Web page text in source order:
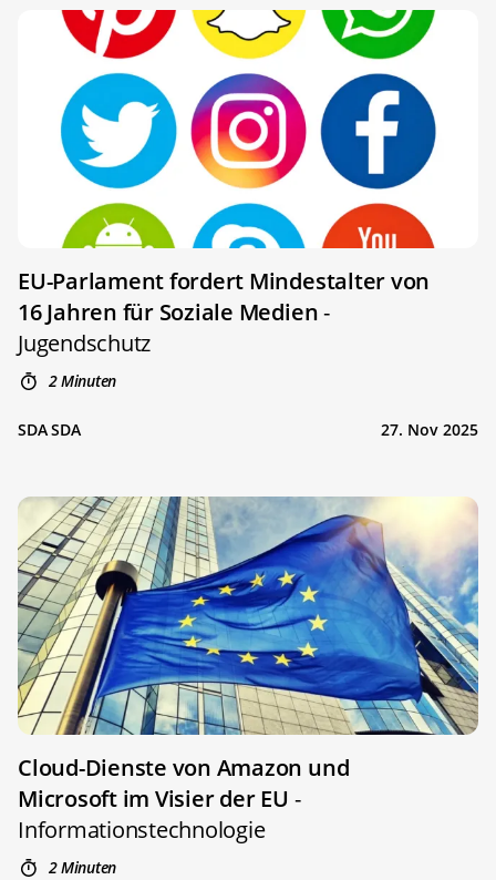
EU-Parlament fordert Mindestalter von
16 Jahren für Soziale Medien-
Jugendschutz
2 Minuten
SDA SDA 27. Nov 2025
Cloud-Dienste von Amazon und
Microsoft im Visier der EU -
Informationstechnologie
2 Minuten